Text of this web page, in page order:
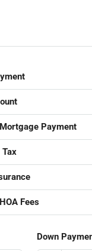
Payment
Tax
Fees
Down